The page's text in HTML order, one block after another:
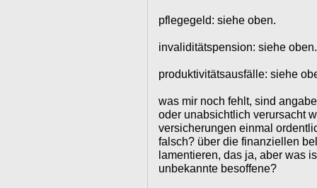
pflegegeld: siehe oben.
invaliditätspension: siehe oben.
produktivitätsausfälle: siehe
was mir noch fehlt, sind
oder unabsichtlich verursacht
versicherungen einmal
falsch? über die finanziellen
lamentieren, das ja, aber was
unbekannte besoffene?